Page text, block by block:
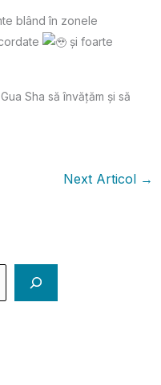
blând în zonele
și foarte
Sha să învățăm și să
Next Articol →